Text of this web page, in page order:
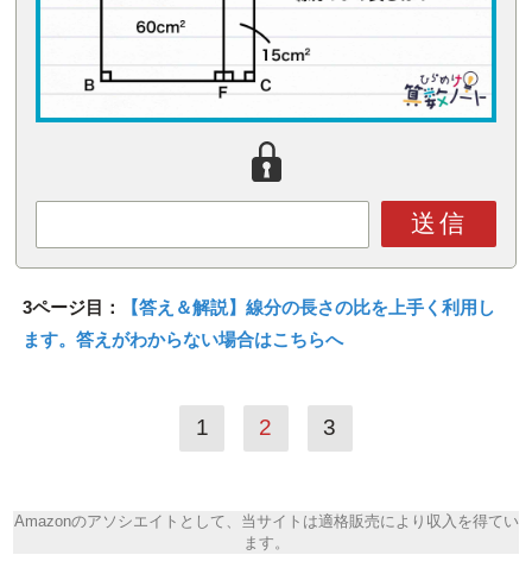
送信
3ページ目：
【答え＆解説】線分の長さの比を上手く利用し
ます。答えがわからない場合はこちらへ
1 2 3
Amazonのアソシエイトとして、当サイトは適格販売により収入を得てい
ます。